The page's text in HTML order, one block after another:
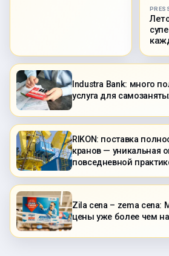
Industra Bank: много
услуга для
RIKON: поставка
кранов — уникальная
повседневной
Zila cena – zema cena:
цены уже более чем на